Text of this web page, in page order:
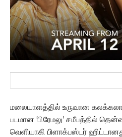
மலையாளத்தில் உருவான
படமான ‘பிரேமலு’ சமீபத்தில்
வெளியாகி பிளாக்பஸ்டர்